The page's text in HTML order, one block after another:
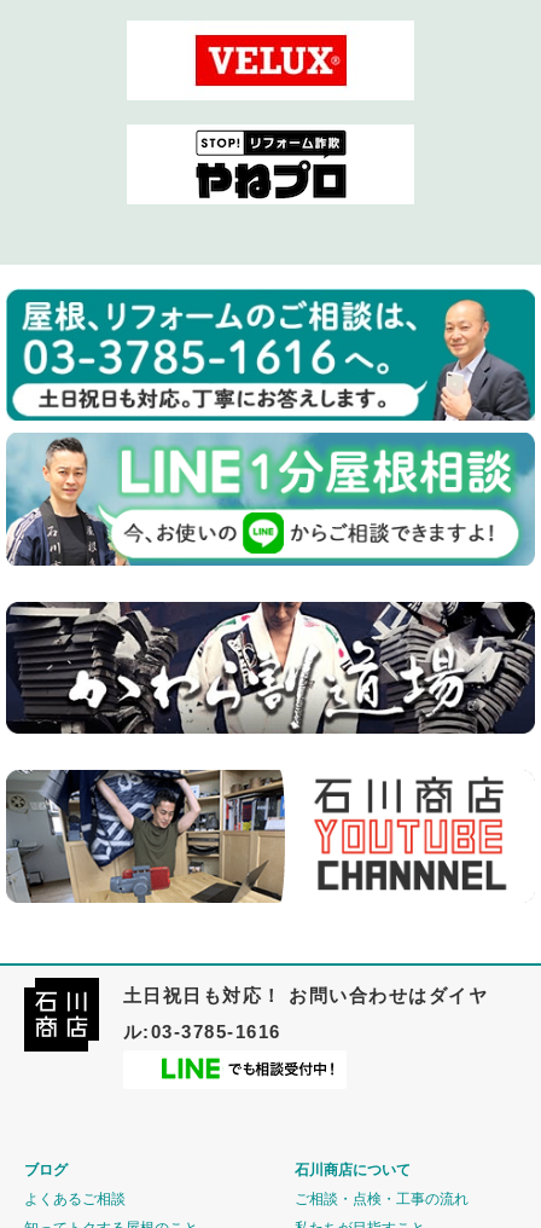
土日祝日も対応！ お問い合わせはダイヤ
ル:03-3785-1616
ブログ
よくあるご相談
石川商店について
ご相談・点検・工事の流れ